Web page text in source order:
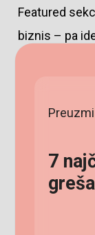
Featured
biznis – pa
alate ili
iskustvo…
sam ja u
7